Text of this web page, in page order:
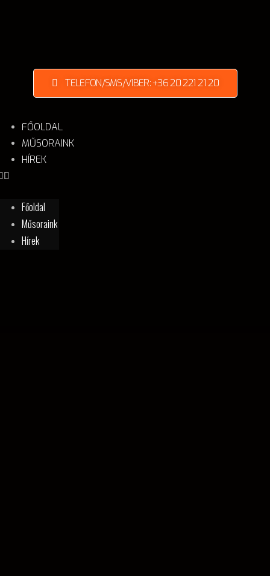
FŐOLDAL
MŰSORAINK
HÍREK
Főoldal
Műsoraink
Hírek
TELEFON/SMS/VIBER: +36 20 221 21 20